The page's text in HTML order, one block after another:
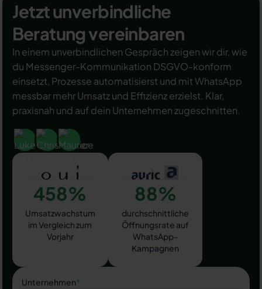
Jetzt unverbindliche
Beratung vereinbaren
In einem unverbindlichen Gespräch zeigen wir dir, wie
du Messenger-Kommunikation DSGVO-konform
einsetzt, Prozesse automatisierst und mit WhatsApp
messbar mehr Umsatz und Effizienz erzielst. Klar,
praxisnah und auf dein Unternehmen zugeschnitten.
458%
Umsatzwachstum
im Vergleich zum
Vorjahr
88%
durchschnittliche
Öffnungsrate auf
WhatsApp-
Kampagnen
Unternehmen*